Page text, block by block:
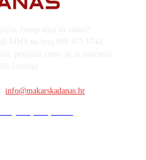
info@makarskadanas.hr